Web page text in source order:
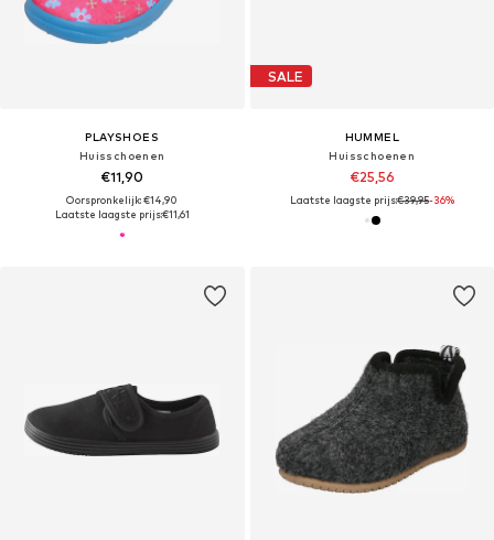
PLAYSHOES
Huisschoenen
€11,90
Oorspronkelijk: €14,90
Laatste laagste prijs:€11,61
SALE
HUMMEL
Huisschoenen
€25,56
Laatste laagste prijs:€39,95-36%